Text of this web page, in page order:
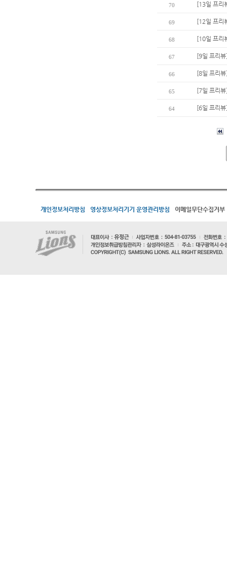
70 [13일 프리
69 [12일 프리
68 [10일 프리
67 [9일 프리
66 [8일 프리
65 [7일 프리뷰
64 [6일 프리
개인정보처리방침 영상정보처리기기 운영관리방침 이메일무단수집거부